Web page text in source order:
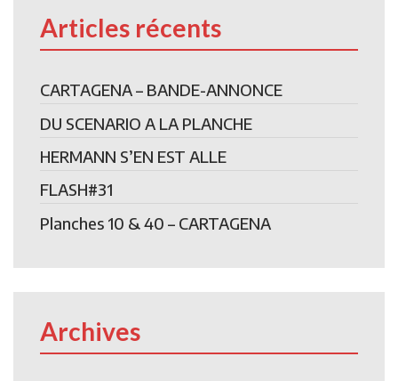
Articles récents
CARTAGENA – BANDE-ANNONCE
DU SCENARIO A LA PLANCHE
HERMANN S’EN EST ALLE
FLASH#31
Planches 10 & 40 – CARTAGENA
Archives